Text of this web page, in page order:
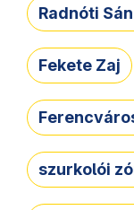
Radnóti
Fekete Zaj
szurkolói